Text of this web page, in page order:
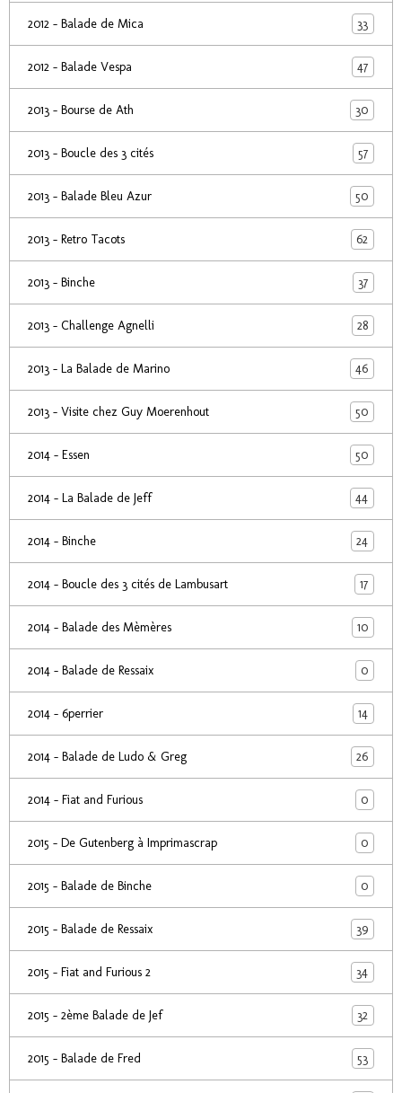
2012 - Balade de Mica 33
2012 - Balade Vespa 47
2013 - Bourse de Ath 30
2013 - Boucle des 3 cités 57
2013 - Balade Bleu Azur 50
2013 - Retro Tacots 62
2013 - Binche 37
2013 - Challenge Agnelli 28
2013 - La Balade de Marino 46
2013 - Visite chez Guy Moerenhout 50
2014 - Essen 50
2014 - La Balade de Jeff 44
2014 - Binche 24
2014 - Boucle des 3 cités de Lambusart 17
2014 - Balade des Mèmères 10
2014 - Balade de Ressaix 0
2014 - 6perrier 14
2014 - Balade de Ludo & Greg 26
2014 - Fiat and Furious 0
2015 - De Gutenberg à Imprimascrap 0
2015 - Balade de Binche 0
2015 - Balade de Ressaix 39
2015 - Fiat and Furious 2 34
2015 - 2ème Balade de Jef 32
2015 - Balade de Fred 53